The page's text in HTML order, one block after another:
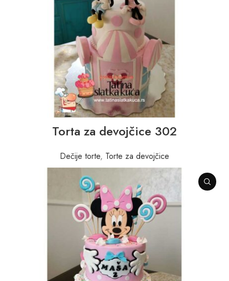
Torta za devojčice 302
Dečije torte, Torte za devojčice